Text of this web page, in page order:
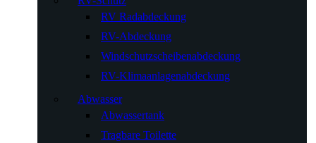
RV Radabdeckung
RV-Abdeckung
Windschutzscheibenabdeckung
RV-Klimaanlagenabdeckung
Abwasser
Abwassertank
Tragbare Toilette